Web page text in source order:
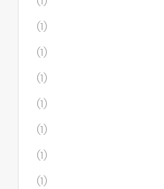
(1)
(1)
(1)
(1)
(1)
(1)
(1)